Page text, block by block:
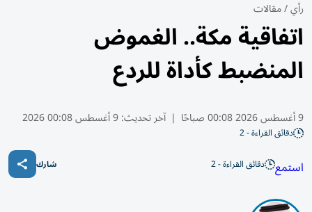
رأي/مقالات
اتفاقية مكة.. الغموض
المنضبط كأداة للردع
9 أغسطس 2026 00:08 صباحًا | آخر تحديث:9 أغسطس 00:08 2026
دقائق القراءة - 2
استمع دقائق القراءة - 2 شارك